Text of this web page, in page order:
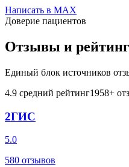
Написать в MAX
Доверие пациентов
Отзывы и рейтинг
Единый блок источников
4.9 средний рейтинг1958+
2ГИС
5.0
580 отзывов